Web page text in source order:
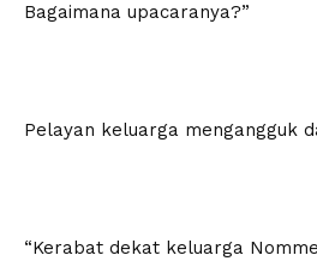
Bagaimana upacaranya?”
Pelayan keluarga mengangguk
“Kerabat dekat keluarga